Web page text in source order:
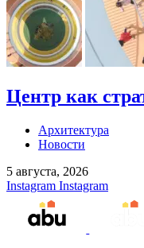
Центр как
Архитектура
Новости
5 августа, 2026
Instagram Instagram